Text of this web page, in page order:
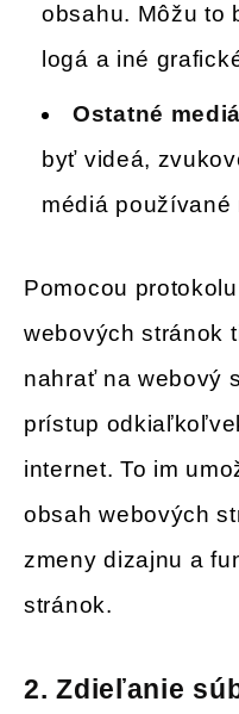
obsahu. Môžu to
logá a iné
Ostatné
byť videá,
médiá
Pomocou
webových stránok
nahrať na webový
prístup
internet. To im
obsah webových
zmeny dizajnu a
stránok.
2. Zdieľanie